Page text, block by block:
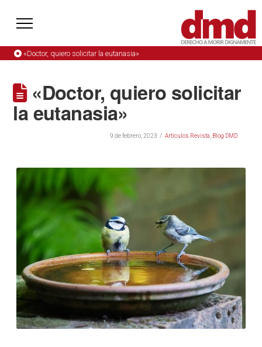
«Doctor, quiero solicitar la eutanasia»
«Doctor, quiero solicitar
la eutanasia»
9 de febrero, 2023 Artículos Revista Blog DMD